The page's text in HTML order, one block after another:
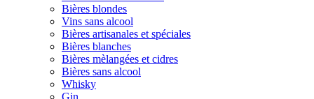
Bières blondes
Vins sans alcool
Bières artisanales et spéciales
Bières blanches
Bières mèlangées et cidres
Bières sans alcool
Whisky
Gin